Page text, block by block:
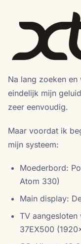
Na lang zoeken
eindelijk mijn
zeer eenvoudig.
Maar voordat ik
mijn systeem:
Moederbord:
Atom 330)
Main display:
TV aangesloten
37EX500